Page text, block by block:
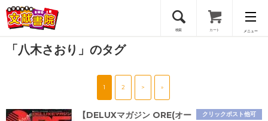
検索 カート メニュー
会員登録
「八木さおり」のタグ
1 2 > »
クリックポスト他可
【DELUXマガジン ORE(オー